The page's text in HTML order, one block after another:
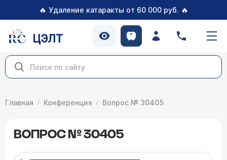
🔥 Удаление катаракты от 60 000 руб. 🔥
ЦЭЛТ
Главная Конференция Вопрос № 30405
ВОПРОС № 30405